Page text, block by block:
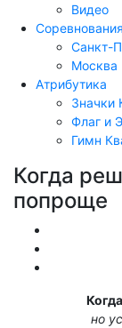
Видео
Соревнования
Санкт-
Москва
Атрибутика
Значки
Флаг и
Гимн
Когда
попроще
но